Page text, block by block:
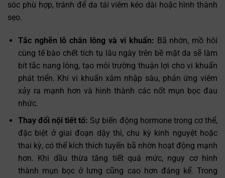
sóc phù hợp, tránh để da tái viêm kéo dài hoặc hình thành
sẹo.
Tắc nghẽn lỗ chân lông và vi khuẩn: Bã nhờn, mồ hôi
cùng tế bào chết tích tụ lâu ngày trên bề mặt da sẽ làm
bít tắc nang lông, tạo môi trường thuận lợi cho vi khuẩn
phát triển. Khi vi khuẩn xâm nhập sâu, phản ứng viêm
xảy ra mạnh hơn và hình thành các nốt mụn bọc đau
nhức.
Thay đổi nội tiết tố: Sự biến động hormone trong cơ thể,
đặc biệt ở giai đoạn dậy thì, chu kỳ kinh nguyệt hoặc
thai kỳ, có thể kích thích tuyến bã nhờn hoạt động mạnh
hơn. Khi dầu thừa tăng tiết quá mức, nguy cơ hình
thành mụn bọc ở lưng cũng cao hơn đáng kể. Trong